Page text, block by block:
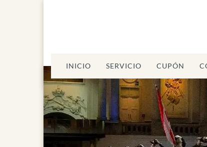
INICIO SERVICIO CUPÓN